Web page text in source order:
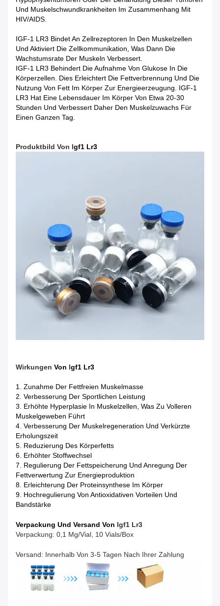
Und Muskelschwundkrankheiten Im Zusammenhang Mit
HIV/AIDS.
IGF-1 LR3 Bindet An Zellrezeptoren In Den Muskelzellen
Und Aktiviert Die Zellkommunikation, Was Dann Die
Wachstumsrate Der Muskeln Verbessert.
IGF-1 LR3 Behindert Die Aufnahme Von Glukose In Die
Körperzellen. Dies Erleichtert Die Fettverbrennung Und Die
Nutzung Von Fett Im Körper Zur Energieerzeugung. IGF-1
LR3 Hat Eine Lebensdauer Im Körper Von Etwa 20-30
Stunden Und Verbessert Daher Den Muskelzuwachs Für
Einen Ganzen Tag.
Produktbild Von IGf1 Lr3
Wirkungen Von IGf1 Lr3
1. Zunahme Der Fettfreien Muskelmasse
2. Verbesserung Der Sportlichen Leistung
3. Erhöhte Hyperplasie In Muskelzellen, Was Zu Volleren
Muskelgeweben Führt
4. Verbesserung Der Muskelregeneration Und Verkürzte
Erholungszeit
5. Reduzierung Des Körperfetts
6. Erhöhter Stoffwechsel
7. Regulierung Der Fettspeicherung Und Anregung Der
Fettverwertung Zur Energieproduktion
8. Erleichterung Der Proteinsynthese Im Körper
9. Hochregulierung Von Antioxidativen Vorteilen Und
Bandstärke
Verpackung Und Versand Von IGf1 Lr3
Verpackung: 0,1 Mg/Vial, 10 Vials/Box
Versand: Innerhalb Von 3-5 Tagen Nach Ihrer Zahlung